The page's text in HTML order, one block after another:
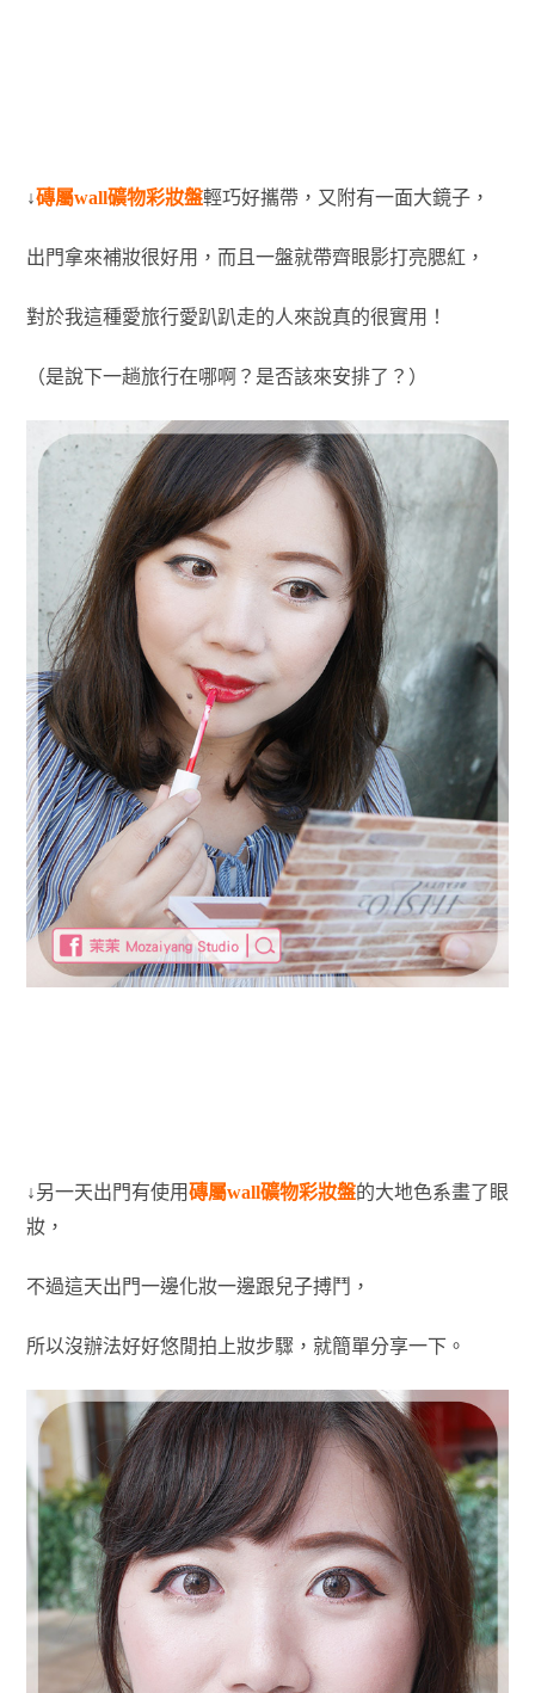
↓磚屬wall礦物彩妝盤輕巧好攜帶，又附有一面大鏡子，
出門拿來補妝很好用，而且一盤就帶齊眼影打亮腮紅，
對於我這種愛旅行愛趴趴走的人來說真的很實用！
（是說下一趟旅行在哪啊？是否該來安排了？）
↓另一天出門有使用磚屬wall礦物彩妝盤的大地色系畫了眼
妝，
不過這天出門一邊化妝一邊跟兒子搏鬥，
所以沒辦法好好悠閒拍上妝步驟， 就簡單分享一下。